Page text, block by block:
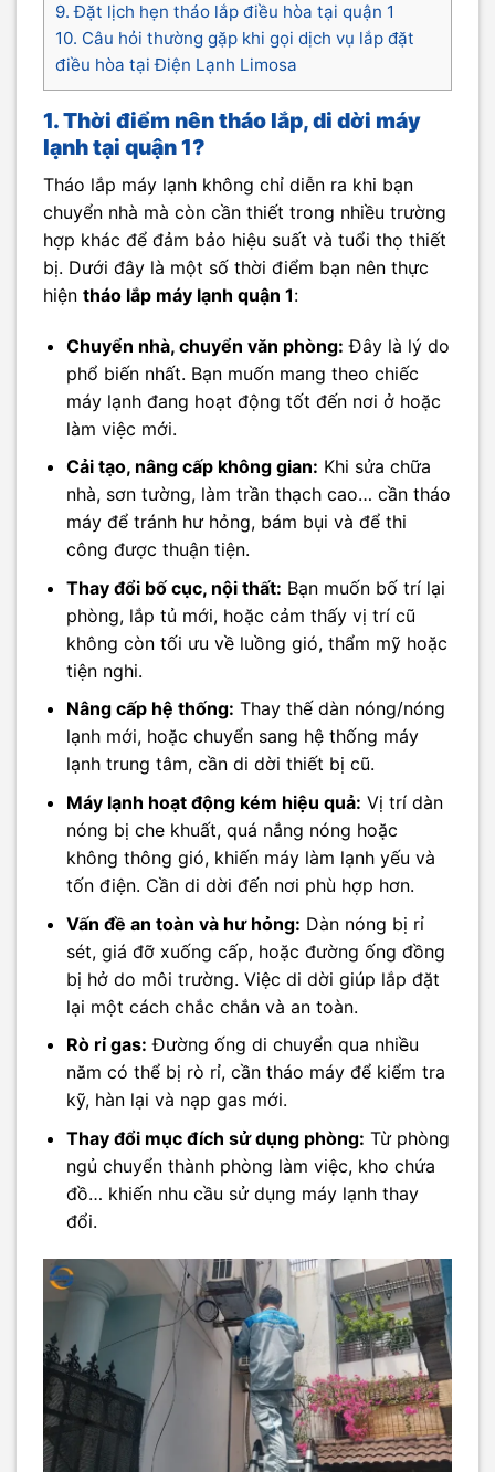
9. Đặt lịch hẹn tháo lắp điều hòa tại quận 1
10. Câu hỏi thường gặp khi gọi dịch vụ lắp đặt
điều hòa tại Điện Lạnh Limosa
1. Thời điểm nên tháo lắp, di dời máy
lạnh tại quận 1?
Tháo lắp máy lạnh không chỉ diễn ra khi bạn
chuyển nhà mà còn cần thiết trong nhiều trường
hợp khác để đảm bảo hiệu suất và tuổi thọ thiết
bị. Dưới đây là một số thời điểm bạn nên thực
hiện tháo lắp máy lạnh quận 1:
Chuyển nhà, chuyển văn phòng: Đây là lý do
phổ biến nhất. Bạn muốn mang theo chiếc
máy lạnh đang hoạt động tốt đến nơi ở hoặc
làm việc mới.
Cải tạo, nâng cấp không gian: Khi sửa chữa
nhà, sơn tường, làm trần thạch cao… cần tháo
máy để tránh hư hỏng, bám bụi và để thi
công được thuận tiện.
Thay đổi bố cục, nội thất: Bạn muốn bố trí lại
phòng, lắp tủ mới, hoặc cảm thấy vị trí cũ
không còn tối ưu về luồng gió, thẩm mỹ hoặc
tiện nghi.
Nâng cấp hệ thống: Thay thế dàn nóng/nóng
lạnh mới, hoặc chuyển sang hệ thống máy
lạnh trung tâm, cần di dời thiết bị cũ.
Máy lạnh hoạt động kém hiệu quả: Vị trí dàn
nóng bị che khuất, quá nắng nóng hoặc
không thông gió, khiến máy làm lạnh yếu và
tốn điện. Cần di dời đến nơi phù hợp hơn.
Vấn đề an toàn và hư hỏng: Dàn nóng bị rỉ
sét, giá đỡ xuống cấp, hoặc đường ống đồng
bị hở do môi trường. Việc di dời giúp lắp đặt
lại một cách chắc chắn và an toàn.
Rò rỉ gas: Đường ống di chuyển qua nhiều
năm có thể bị rò rỉ, cần tháo máy để kiểm tra
kỹ, hàn lại và nạp gas mới.
Thay đổi mục đích sử dụng phòng: Từ phòng
ngủ chuyển thành phòng làm việc, kho chứa
đồ… khiến nhu cầu sử dụng máy lạnh thay
đổi.